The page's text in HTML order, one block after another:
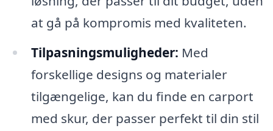
at gå på kompromis med kvaliteten.
Tilpasningsmuligheder: Med
forskellige designs og materialer
tilgængelige, kan du finde en carport
med skur, der passer perfekt til din stil